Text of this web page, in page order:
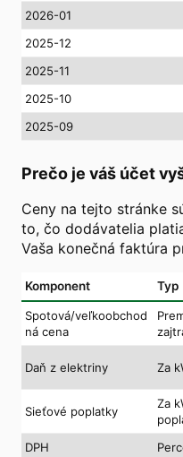
2026-01
2025-12
2025-11
2025-10
2025-09
Prečo je váš účet
Ceny na tejto stránke
to, čo dodávatelia
Vaša konečná faktúra
Komponent Typ
Spotová/veľkoobchod
ná cena
Daň z elektriny Za
Sieťové poplatky
Za
DPH